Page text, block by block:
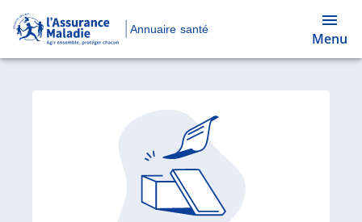
Annuaire santé
Menu